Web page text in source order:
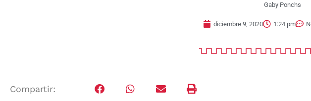
Gaby Ponchs
diciembre 9, 2020 1:24 pm
Compartir: